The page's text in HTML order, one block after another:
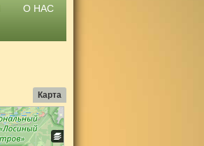
О НАС
Карта